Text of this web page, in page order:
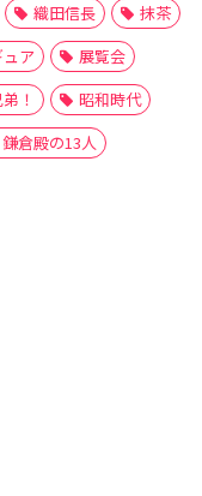
織田信長
抹茶
ア
展覧会
！
昭和時代
鎌倉殿の13人